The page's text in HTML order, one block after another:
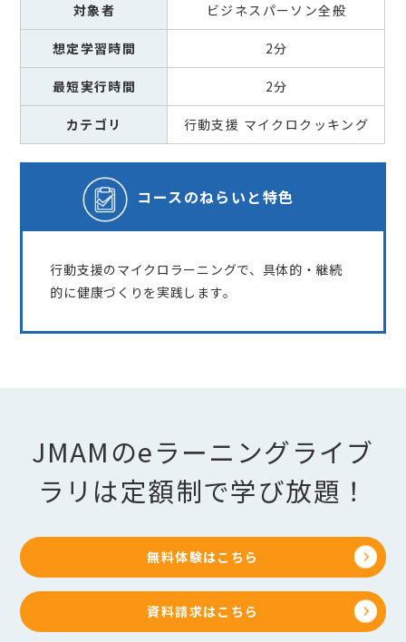
対象者
ビジネスパーソン全般
想定学習時間 2分
最短実行時間 2分
カテゴリ 行動支援 マイクロクッキング
コースのねらいと特色
行動支援のマイクロラーニングで、具体的・継続
的に健康づくりを実践します。
JMAMのeラーニングライブ
ラリは定額制で学び放題！
無料体験はこちら
資料請求はこちら